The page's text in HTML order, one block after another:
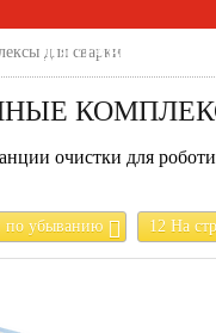
ДОСТАВКА
для сварки
очистки для
по убыванию 12 На